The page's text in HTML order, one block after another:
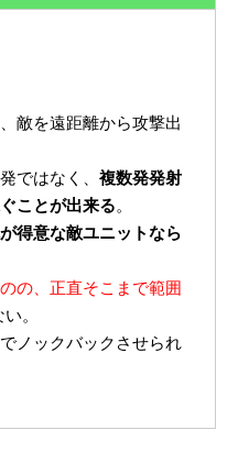
敵を遠距離から攻撃出
ではなく、複数発発射
ことが出来る。
得意な敵ユニットなら
の、正直そこまで範囲
。
ノックバックさせられ